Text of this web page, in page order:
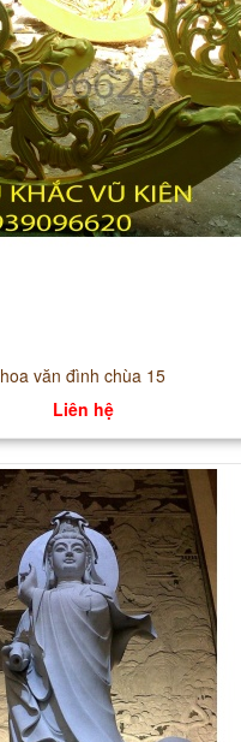
hoa văn đình chùa 15
Liên hệ